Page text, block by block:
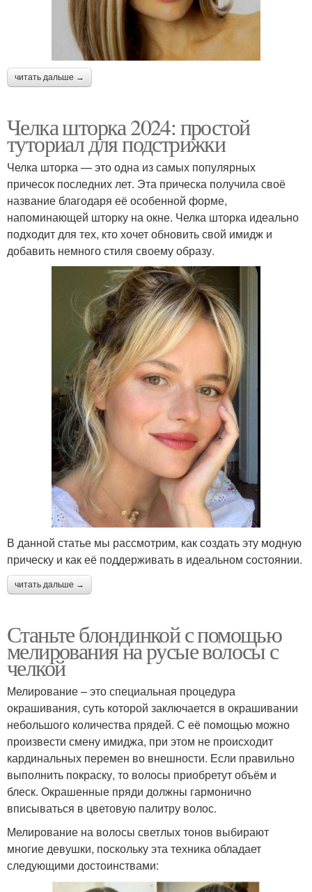
читать дальше →
Челка шторка 2024: простой
туториал для подстрижки
Челка шторка — это одна из самых популярных
причесок последних лет. Эта прическа получила своё
название благодаря её особенной форме,
напоминающей шторку на окне. Челка шторка идеально
подходит для тех, кто хочет обновить свой имидж и
добавить немного стиля своему образу.
В данной статье мы рассмотрим, как создать эту модную
прическу и как её поддерживать в идеальном состоянии.
читать дальше →
Станьте блондинкой с помощью
мелирования на русые волосы с
челкой
Мелирование – это специальная процедура
окрашивания, суть которой заключается в окрашивании
небольшого количества прядей. С её помощью можно
произвести смену имиджа, при этом не происходит
кардинальных перемен во внешности. Если правильно
выполнить покраску, то волосы приобретут объём и
блеск. Окрашенные пряди должны гармонично
вписываться в цветовую палитру волос.
Мелирование на волосы светлых тонов выбирают
многие девушки, поскольку эта техника обладает
следующими достоинствами: